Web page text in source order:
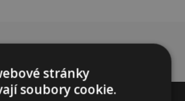
stránky
soubory cookie.